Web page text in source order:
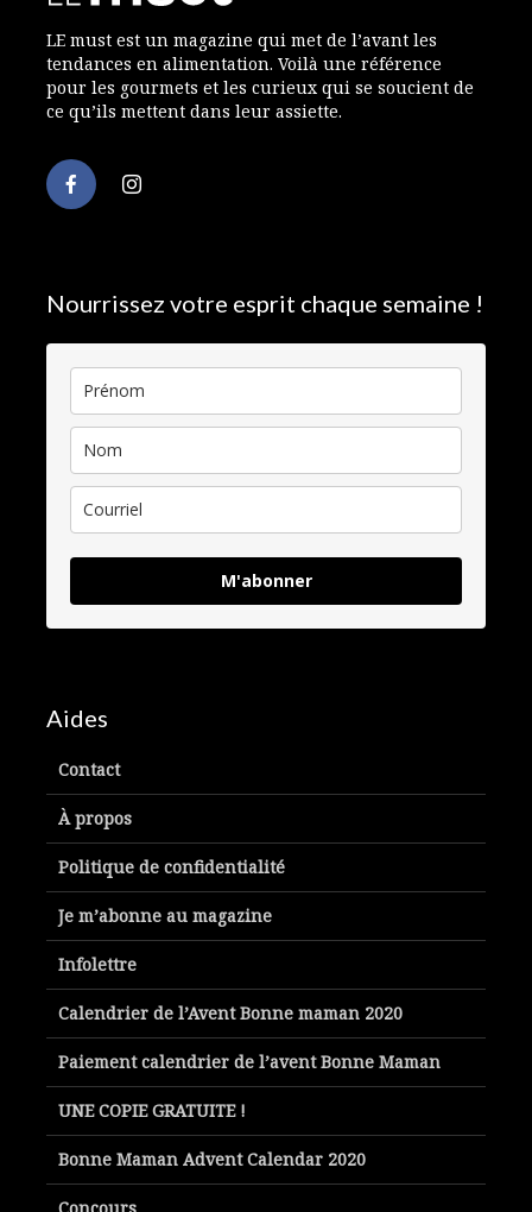
LE must est un magazine qui met de l’avant les
tendances en alimentation. Voilà une référence
pour les gourmets et les curieux qui se soucient de
ce qu’ils mettent dans leur assiette.
Nourrissez votre esprit chaque semaine !
M'abonner
Aides
Contact
À propos
Politique de confidentialité
Je m’abonne au magazine
Infolettre
Calendrier de l’Avent Bonne maman 2020
Paiement calendrier de l’avent Bonne Maman
UNE COPIE GRATUITE !
Bonne Maman Advent Calendar 2020